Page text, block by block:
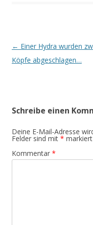
Beitrags-
Navigation
← Einer Hydra wurden
Köpfe abgeschlagen…
Schreibe einen
Deine E-Mail-Adresse
Felder sind mit * markiert
Kommentar *